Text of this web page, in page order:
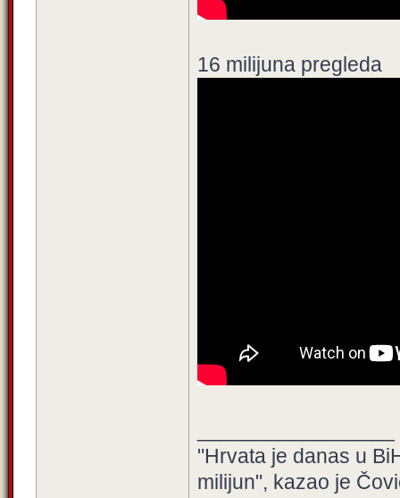
16 milijuna pregleda
"Hrvata je danas u
milijun", kazao je